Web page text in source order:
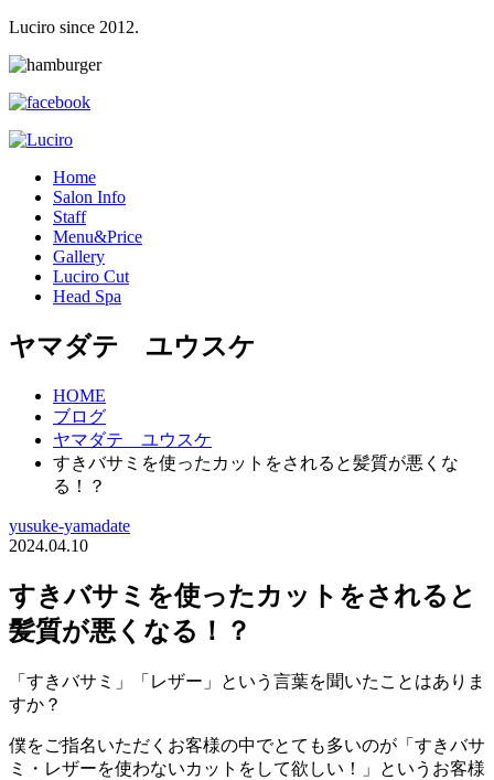
Luciro since 2012.
Home
Salon Info
Staff
Menu&Price
Gallery
Luciro Cut
Head Spa
ヤマダテ ユウスケ
HOME
ブログ
ヤマダテ ユウスケ
すきバサミを使ったカットをされると髪質が悪くな
る！？
yusuke-yamadate
2024.04.10
すきバサミを使ったカットをされると
髪質が悪くなる！？
「すきバサミ」「レザー」という言葉を聞いたことはありま
すか？
僕をご指名いただくお客様の中でとても多いのが「すきバサ
ミ・レザーを使わないカットをして欲しい！」というお客様